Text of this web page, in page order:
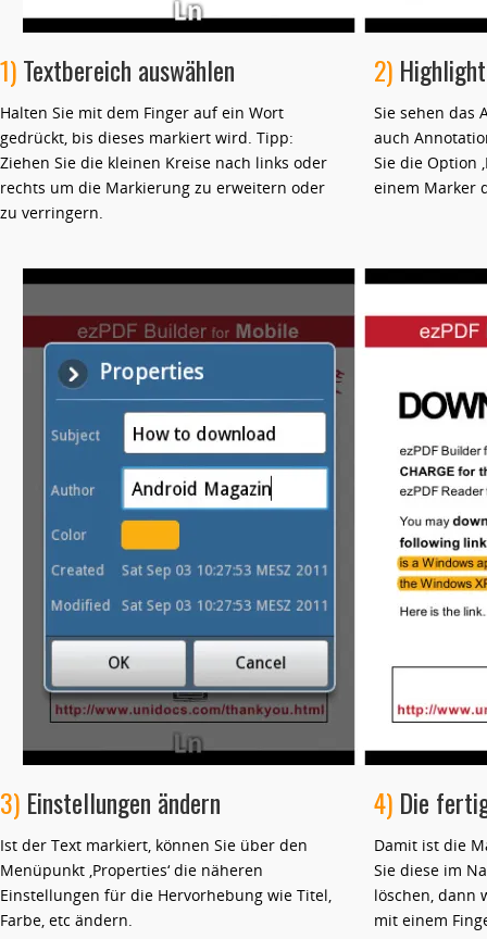
1)Textbereich auswählen
Halten Sie mit dem Finger auf ein Wort
gedrückt, bis dieses markiert wird. Tipp:
Ziehen Sie die kleinen Kreise nach links oder
rechts um die Markierung zu erweitern oder
zu verringern.
2)
Sie sehen das
auch
Sie die Option
einem Marker
3) Einstellungen ändern
Ist der Text markiert, können Sie über den
Menüpunkt ‚Properties‘ die näheren
Einstellungen für die Hervorhebung wie Titel,
Farbe, etc ändern.
4)Die
Damit ist die
Sie diese im
löschen, dann
mit einem